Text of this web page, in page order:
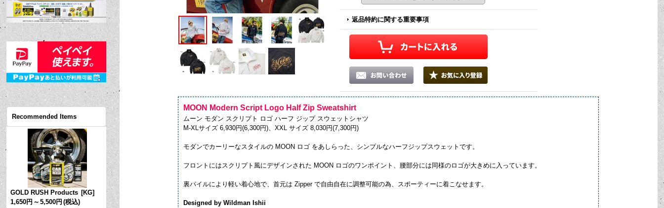
Recommended Items
GOLD RUSH Products [KG]
1,650円 ～ 5,500円 (税込)
返品特約に関する重要事項
MOON Modern Script Logo Half Zip Sweatshirt
ムーン モダン スクリプト ロゴ ハーフ ジップ スウェットシャツ
M-XLサイズ 6,930円(6,300円)、XXL サイズ 8,030円(7,300円)
モダンでカーリーなスタイルの MOON ロゴ をあしらった、シンプルなハーフジップスウェットです。
フロントにはスクリプト風にデザインされた MOON ロゴのワンポイント、腰部分には同様のロゴが大きめに入っています。
裏パイルにより軽い着心地で、首元は Zipper で自由自在に調整可能の為、スポーティーに着こなせます。
Designed by Wildman Ishii